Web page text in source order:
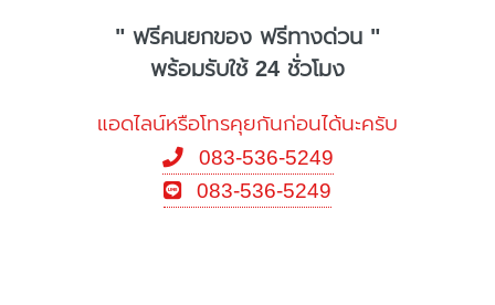
" ฟรีคนยกของ ฟรีทางด่วน "
พร้อมรับใช้ 24 ชั่วโมง
แอดไลน์หรือโทรคุยกันก่อนได้นะครับ
083-536-5249
083-536-5249